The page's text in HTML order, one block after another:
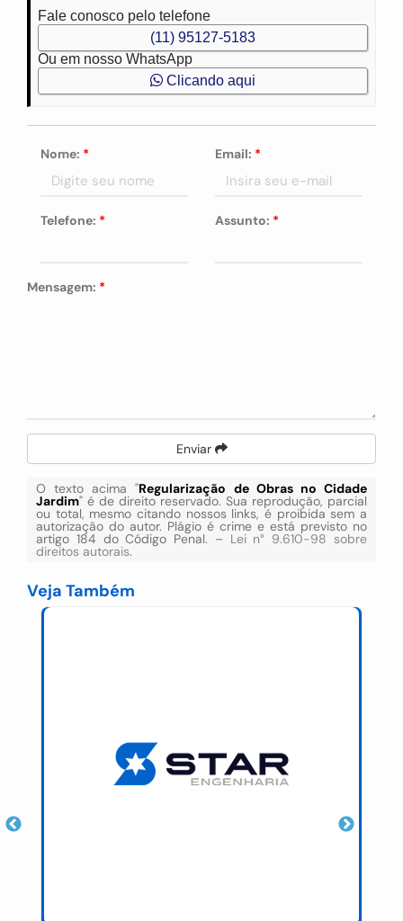
Fale conosco pelo telefone
(11) 95127-5183
Ou em nosso WhatsApp
Clicando aqui
Nome: * Email: *
Telefone: * Assunto: *
Mensagem: *
Enviar
O texto acima "Regularização de Obras no Cidade
Jardim" é de direito reservado. Sua reprodução, parcial
ou total, mesmo citando nossos links, é proibida sem a
autorização do autor. Plágio é crime e está previsto no
artigo 184 do Código Penal. – Lei n° 9.610-98 sobre
direitos autorais.
Veja Também